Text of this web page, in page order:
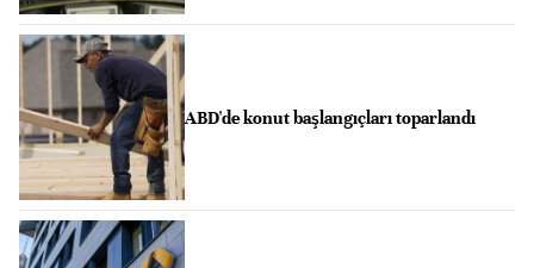
ABD'de konut başlangıçları toparlandı